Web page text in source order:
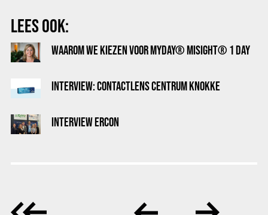
LEES OOK:
WAAROM WE KIEZEN VOOR MYDAY® MISIGHT® 1 DAY
INTERVIEW: CONTACTLENS CENTRUM KNOKKE
INTERVIEW ERCON